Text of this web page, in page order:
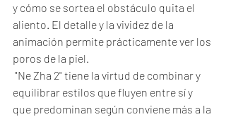
y cómo se sortea el obstáculo quita el
aliento. El detalle y la vividez de la
animación permite prácticamente ver los
poros de la piel.
equilibrar estilos que fluyen entre sí y
que predominan según conviene más a la